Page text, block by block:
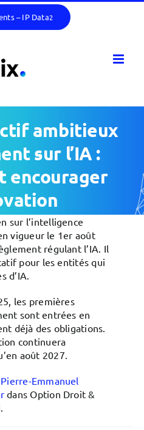
– IP Data2
ambitieux
sur l’IA :
encourager
sur l’intelligence
vigueur le 1er août
régulant l’IA. Il
pour les entités qui
d’IA.
les premières
sont entrées en
déjà des obligations.
continuera
août 2027.
Pierre-Emmanuel
dans Option Droit &
.